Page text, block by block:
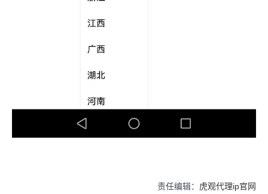
责任编辑： 虎观代理ip官网